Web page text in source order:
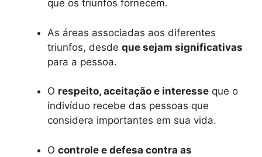
que os triunfos fornecem.
As áreas associadas aos diferentes
triunfos, desde que sejam significativas
para a pessoa.
O respeito, aceitação e interesse que o
indivíduo recebe das pessoas que
considera importantes em sua vida.
O controle e defesa contra as